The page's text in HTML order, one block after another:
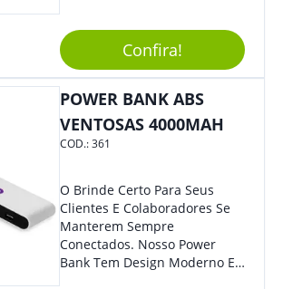
Empresa Em Eventos,
Reuniões Corporativas Ou Até
Mesmo Para Presentear
Colaboradores E Parceiros De
Sua Empresa.
Confira!
POWER BANK ABS
VENTOSAS 4000MAH
COD.:361
O Brinde Certo Para Seus
Clientes E Colaboradores Se
Manterem Sempre
Conectados. Nosso Power
Bank Tem Design Moderno E